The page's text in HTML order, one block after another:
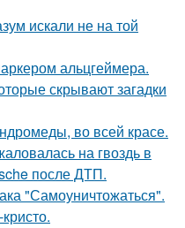
искали не на той
альцгеймера.
скрывают загадки
во всей красе.
на гвоздь в
после ДТП.
"Самоуничтожаться".